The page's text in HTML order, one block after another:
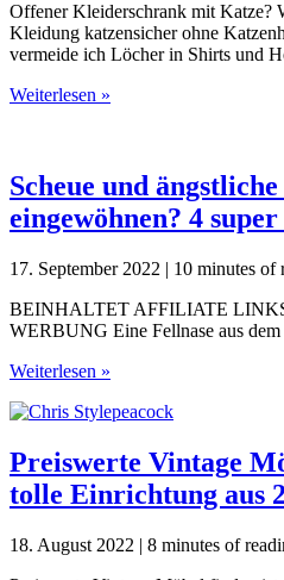
Offener Kleiderschrank mit Katze?
Kleidung katzensicher ohne
vermeide ich Löcher in Shirts und
Offener
3
super
Tipps!
Weiterlesen »
Scheue und
eingewöhnen? 4
17. September 2022 | 10 minutes of
BEINHALTET AFFILIATE
WERBUNG Eine Fellnase aus dem
Scheue
ängstliche
eingewöhnen?
4
super
Weiterlesen »
Preiswerte Vintage
tolle Einrichtung aus
18. August 2022 | 8 minutes of